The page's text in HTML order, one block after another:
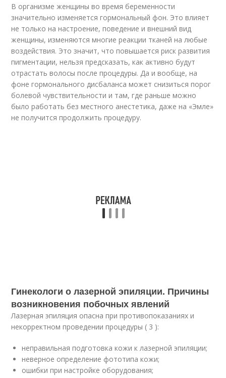
В организме женщины во время беременности
значительно изменяется гормональный фон. Это влияет
не только на настроение, поведение и внешний вид
женщины, изменяются многие реакции тканей на любые
воздействия. Это значит, что повышается риск развития
пигментации, нельзя предсказать, как активно будут
отрастать волосы после процедуры. Да и вообще, на
фоне гормонального дисбаланса может снизиться порог
болевой чувствительности и там, где раньше можно
было работать без местного анестетика, даже на «Эмле»
не получится продолжить процедуру.
Гинекологи о лазерной эпиляции. Причины
возникновения побочных явлений
Лазерная эпиляция опасна при противопоказаниях и
некорректном проведении процедуры ( 3 ):
неправильная подготовка кожи к лазерной эпиляции;
неверное определение фототипа кожи;
ошибки при настройке оборудования;